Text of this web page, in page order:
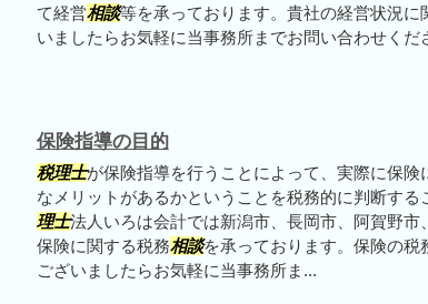
て経営相談等を承っております。貴社の経営状況に
いましたらお気軽に当事務所までお問い合わせくだ
保険指導の目的
税理士が保険指導を行うことによって、実際に保険
なメリットがあるかということを税務的に判断する
理士法人いろは会計では新潟市、長岡市、阿賀野市
保険に関する税務相談を承っております。保険の税
ございましたらお気軽に当事務所ま...